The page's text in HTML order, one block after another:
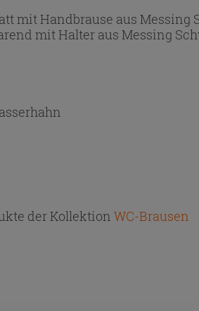
mit Handbrause aus
mit Halter aus Messing
der Kollektion WC-Brausen